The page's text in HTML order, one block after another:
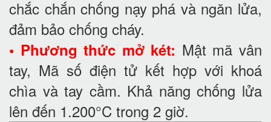
chắc chắn chống nạy phá và ngăn lửa,
đảm bảo chống cháy.
• Phương thức mở két: Mật mã vân
tay, Mã số điện tử kết hợp với khoá
chìa và tay cầm. Khả năng chống lửa
lên đến 1.200°C trong 2 giờ.